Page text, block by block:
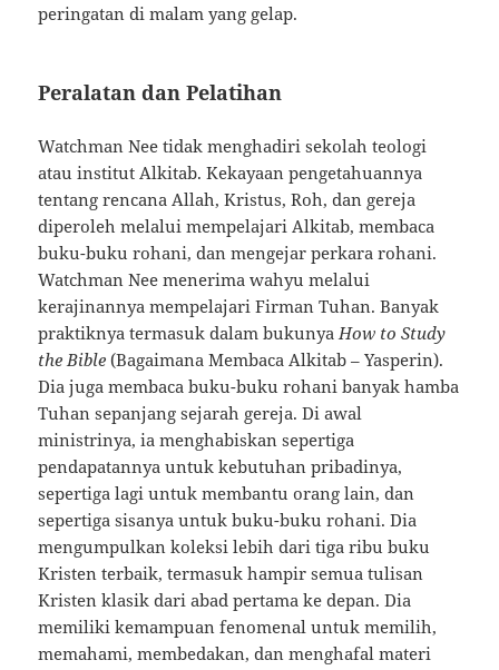
peringatan di malam yang gelap.
Peralatan dan Pelatihan
Watchman Nee tidak menghadiri sekolah teologi
atau institut Alkitab. Kekayaan pengetahuannya
tentang rencana Allah, Kristus, Roh, dan gereja
diperoleh melalui mempelajari Alkitab, membaca
buku-buku rohani, dan mengejar perkara rohani.
Watchman Nee menerima wahyu melalui
kerajinannya mempelajari Firman Tuhan. Banyak
praktiknya termasuk dalam bukunyaHow to Study
the Bible (Bagaimana Membaca Alkitab – Yasperin).
Dia juga membaca buku-buku rohani banyak hamba
Tuhan sepanjang sejarah gereja. Di awal
ministrinya, ia menghabiskan sepertiga
pendapatannya untuk kebutuhan pribadinya,
sepertiga lagi untuk membantu orang lain, dan
sepertiga sisanya untuk buku-buku rohani. Dia
mengumpulkan koleksi lebih dari tiga ribu buku
Kristen terbaik, termasuk hampir semua tulisan
Kristen klasik dari abad pertama ke depan. Dia
memiliki kemampuan fenomenal untuk memilih,
memahami, membedakan, dan menghafal materi